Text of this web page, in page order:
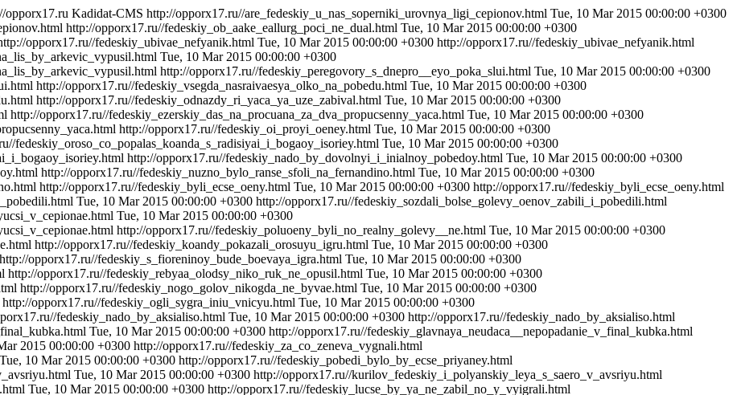
opporx17.ru Kadidat-CMS http://opporx17.ru//are_fedeskiy_u_nas_soperniki_urovnya_ligi_cepionov.html Tue, 10 Mar 2015 00:00:00 +0300
http://opporx17.ru//fedeskiy_ob_aake_eallurg_poci_ne_dual.html Tue, 10 Mar 2015 00:00:00 +0300
opporx17.ru//fedeskiy_ubivae_nefyanik.html Tue, 10 Mar 2015 00:00:00 +0300 http://opporx17.ru//fedeskiy_ubivae_nefyanik.html
Tue, 10 Mar 2015 00:00:00 +0300
http://opporx17.ru//fedeskiy_peregovory_s_dnepro__eyo_poka_slui.html Tue, 10 Mar 2015 00:00:00 +0300
http://opporx17.ru//fedeskiy_vsegda_nasraivaesya_olko_na_pobedu.html Tue, 10 Mar 2015 00:00:00 +0300
http://opporx17.ru//fedeskiy_odnazdy_ri_yaca_ya_uze_zabival.html Tue, 10 Mar 2015 00:00:00 +0300
http://opporx17.ru//fedeskiy_ezerskiy_das_na_procuana_za_dva_propucsenny_yaca.html Tue, 10 Mar 2015 00:00:00 +0300
http://opporx17.ru//fedeskiy_oi_proyi_oeney.html Tue, 10 Mar 2015 00:00:00 +0300
fedeskiy_oroso_co_popalas_koanda_s_radisiyai_i_bogaoy_isoriey.html Tue, 10 Mar 2015 00:00:00 +0300
http://opporx17.ru//fedeskiy_nado_by_dovolnyi_i_inialnoy_pobedoy.html Tue, 10 Mar 2015 00:00:00 +0300
http://opporx17.ru//fedeskiy_nuzno_bylo_ranse_sfoli_na_fernandino.html Tue, 10 Mar 2015 00:00:00 +0300
http://opporx17.ru//fedeskiy_byli_ecse_oeny.html Tue, 10 Mar 2015 00:00:00 +0300 http://opporx17.ru//fedeskiy_byli_ecse_oeny.html
Tue, 10 Mar 2015 00:00:00 +0300 http://opporx17.ru//fedeskiy_sozdali_bolse_golevy_oenov_zabili_i_pobedili.html
Tue, 10 Mar 2015 00:00:00 +0300
http://opporx17.ru//fedeskiy_poluoeny_byli_no_realny_golevy__ne.html Tue, 10 Mar 2015 00:00:00 +0300
http://opporx17.ru//fedeskiy_koandy_pokazali_orosuyu_igru.html Tue, 10 Mar 2015 00:00:00 +0300
http://opporx17.ru//fedeskiy_s_fioreninoy_bude_boevaya_igra.html Tue, 10 Mar 2015 00:00:00 +0300
http://opporx17.ru//fedeskiy_rebyaa_olodsy_niko_ruk_ne_opusil.html Tue, 10 Mar 2015 00:00:00 +0300
http://opporx17.ru//fedeskiy_nogo_golov_nikogda_ne_byvae.html Tue, 10 Mar 2015 00:00:00 +0300
http://opporx17.ru//fedeskiy_ogli_sygra_iniu_vnicyu.html Tue, 10 Mar 2015 00:00:00 +0300
fedeskiy_nado_by_aksialiso.html Tue, 10 Mar 2015 00:00:00 +0300 http://opporx17.ru//fedeskiy_nado_by_aksialiso.html
Tue, 10 Mar 2015 00:00:00 +0300 http://opporx17.ru//fedeskiy_glavnaya_neudaca__nepopadanie_v_final_kubka.html
2015 00:00:00 +0300 http://opporx17.ru//fedeskiy_za_co_zeneva_vygnali.html
Tue, 10 Mar 2015 00:00:00 +0300 http://opporx17.ru//fedeskiy_pobedi_bylo_by_ecse_priyaney.html
Tue, 10 Mar 2015 00:00:00 +0300 http://opporx17.ru//kurilov_fedeskiy_i_polyanskiy_leya_s_saero_v_avsriyu.html
Tue, 10 Mar 2015 00:00:00 +0300 http://opporx17.ru//fedeskiy_lucse_by_ya_ne_zabil_no_y_vyigrali.html